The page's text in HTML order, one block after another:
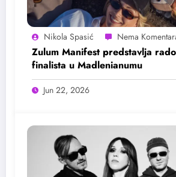
Nikola Spasić
Zulum Manifest predstavlja
finalista u Madlenianumu
Jun 22, 2026